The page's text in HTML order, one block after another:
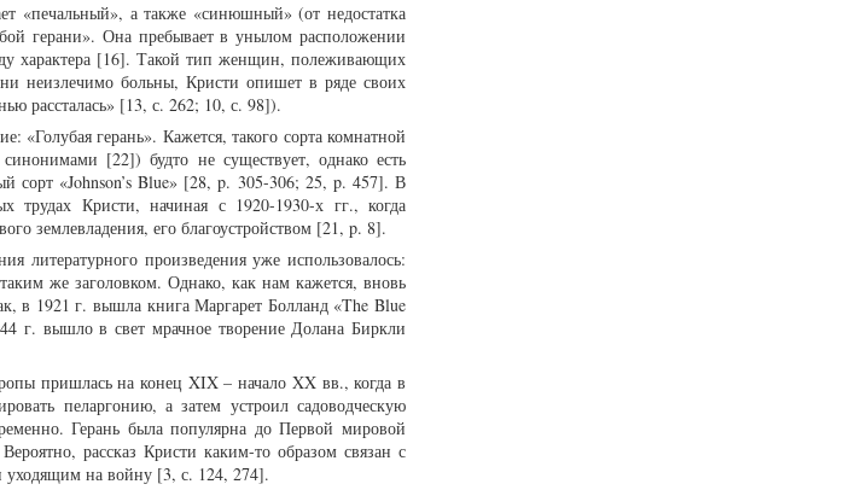
«печальный», а также «синюшный» (от недостатка
герани». Она пребывает в унылом расположении
характера [16]. Такой тип женщин, полеживающих
неизлечимо больны, Кристи опишет в ряде своих
рассталась» [13, с. 262; 10, с. 98]).
«Голубая герань». Кажется, такого сорта комнатной
[22]) будто не существует, однако есть
сорт «Johnson’s Blue» [28, p. 305-306; 25, p. 457]. В
трудах Кристи, начиная с 1920-1930-х гг., когда
землевладения, его благоустройством [21, p. 8].
литературного произведения уже использовалось:
же заголовком. Однако, как нам кажется, вновь
в 1921 г. вышла книга Маргарет Болланд «The Blue
г. вышло в свет мрачное творение Долана Биркли
пришлась на конец XIX – начало XX вв., когда в
пеларгонию, а затем устроил садоводческую
Герань была популярна до Первой мировой
рассказ Кристи каким-то образом связан с
уходящим на войну [3, с. 124, 274].